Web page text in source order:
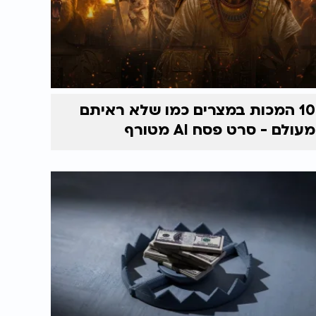
10 המכות במצרים כמו שלא ראיתם
מעולם - סרט פסח AI מטורף